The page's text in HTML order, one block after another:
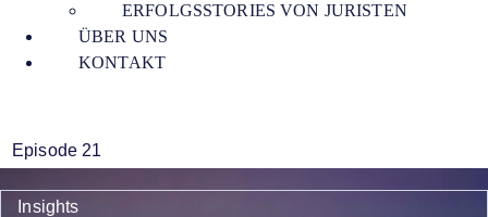
ERFOLGSSTORIES VON JURISTEN
ÜBER UNS
KONTAKT
Episode 21
Insights